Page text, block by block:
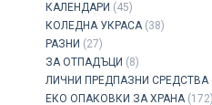
КАЛЕНДАРИ (45)
КОЛЕДНА УКРАСА (38)
РАЗНИ (27)
ЗА ОТПАДЪЦИ (8)
ЛИЧНИ ПРЕДПАЗНИ СРЕДСТВА
ЕКО ОПАКОВКИ ЗА ХРАНА (172)